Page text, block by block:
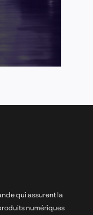
qui assurent la
numériques